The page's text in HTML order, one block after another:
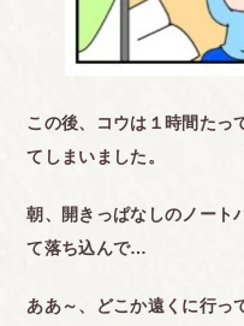
この後、コウは１時間たっ
てしまいました。
朝、開きっぱなしのノート
て落ち込んで…
ああ～、どこか遠くに行っ